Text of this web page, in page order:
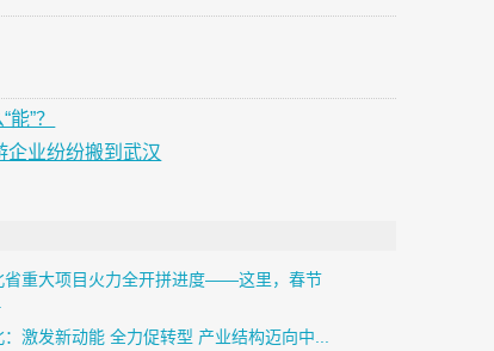
”？
企业纷纷搬到武汉
省重大项目火力全开拼进度——这里，春节
：激发新动能 全力促转型 产业结构迈向中...